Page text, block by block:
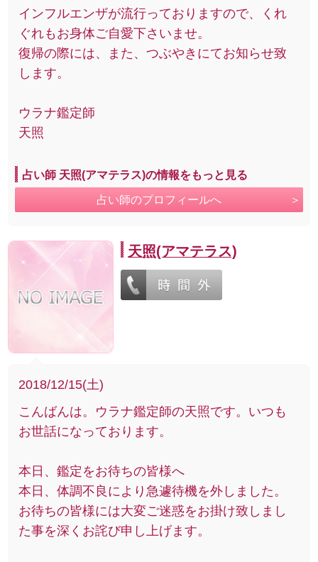
インフルエンザが流行っておりますので、くれ
ぐれもお身体ご自愛下さいませ。
復帰の際には、また、つぶやきにてお知らせ致
します。
ウラナ鑑定師
天照
占い師 天照(アマテラス)の情報をもっと見る
占い師のプロフィールへ
天照(アマテラス)
2018/12/15(土)
こんばんは。ウラナ鑑定師の天照です。いつも
お世話になっております。
本日、鑑定をお待ちの皆様へ
本日、体調不良により急遽待機を外しました。
お待ちの皆様には大変ご迷惑をお掛け致しまし
た事を深くお詫び申し上げます。